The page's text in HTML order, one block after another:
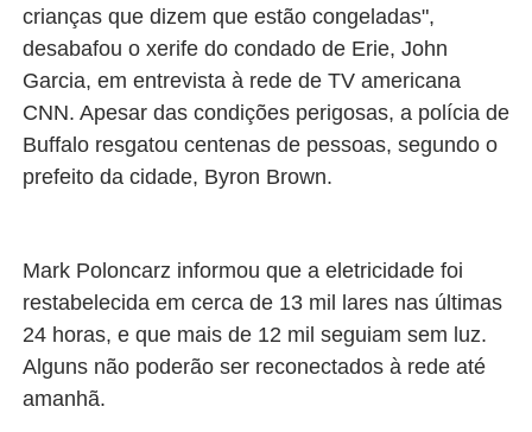
crianças que dizem que estão congeladas",
desabafou o xerife do condado de Erie, John
Garcia, em entrevista à rede de TV americana
CNN. Apesar das condições perigosas, a polícia de
Buffalo resgatou centenas de pessoas, segundo o
prefeito da cidade, Byron Brown.
Mark Poloncarz informou que a eletricidade foi
restabelecida em cerca de 13 mil lares nas últimas
24 horas, e que mais de 12 mil seguiam sem luz.
Alguns não poderão ser reconectados à rede até
amanhã.